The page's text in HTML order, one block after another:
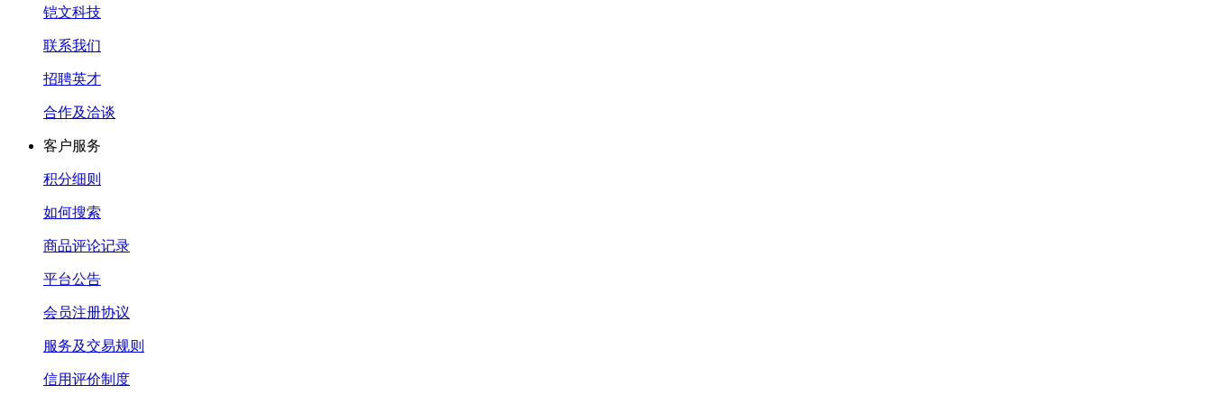
铠文科技
联系我们
招聘英才
合作及洽谈
客户服务
积分细则
如何搜索
商品评论记录
平台公告
会员注册协议
服务及交易规则
信用评价制度